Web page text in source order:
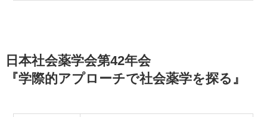
日本社会薬学会第42年会
『学際的アプローチで社会薬学を探る』